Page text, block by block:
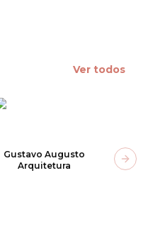
Ver todos
Gustavo Augusto
Arquitetura